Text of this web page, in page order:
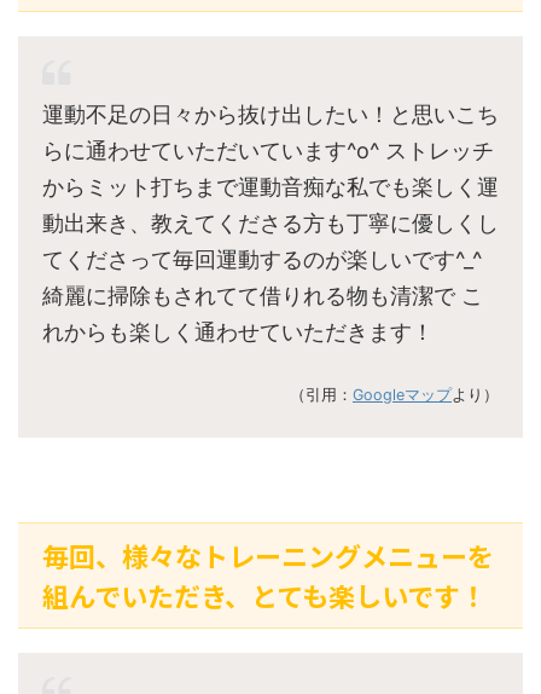
運動不足の日々から抜け出したい！と思いこち
らに通わせていただいています^o^ ストレッチ
からミット打ちまで運動音痴な私でも楽しく運
動出来き、教えてくださる方も丁寧に優しくし
てくださって毎回運動するのが楽しいです^_^
綺麗に掃除もされてて借りれる物も清潔で こ
れからも楽しく通わせていただきます！
（引用： Googleマップより）
毎回、様々なトレーニングメニューを
組んでいただき、とても楽しいです！